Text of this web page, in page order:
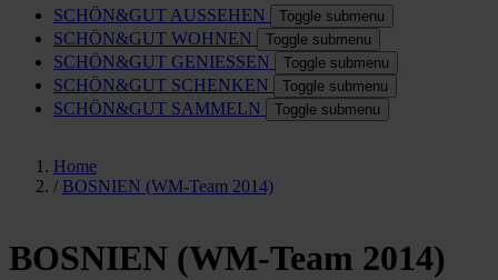
SCHÖN&GUT AUSSEHEN Toggle submenu
SCHÖN&GUT WOHNEN Toggle submenu
SCHÖN&GUT GENIESSEN Toggle submenu
SCHÖN&GUT SCHENKEN Toggle submenu
SCHÖN&GUT SAMMELN Toggle submenu
Home
/ BOSNIEN (WM-Team 2014)
BOSNIEN (WM-Team 2014)